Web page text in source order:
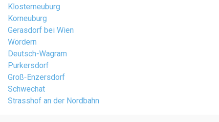
Klosterneuburg
Korneuburg
Gerasdorf bei Wien
Wördern
Deutsch-Wagram
Purkersdorf
Groß-Enzersdorf
Schwechat
Strasshof an der Nordbahn